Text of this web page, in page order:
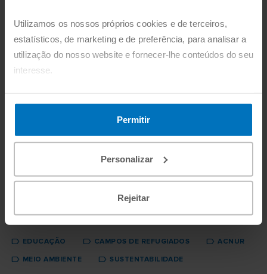
Utilizamos os nossos próprios cookies e de terceiros,
estatísticos, de marketing e de preferência, para analisar a
utilização do nosso website e fornecer-lhe conteúdos do seu
interesse.
"Aceitar". Pode também recusá-los, configurá-los e obter
Permitir
Personalizar
Rejeitar
ACNUR
Jovens refugiados defendem ação
Três jovens refugiados estão a liderar os esforços para
restaurar o seu ambiente e a inspirar outros a juntarem-se
EDUCAÇÃO CAMPOS DE REFUGIADOS
ACNUR
MEIO AMBIENTE
SUSTENTABILIDADE